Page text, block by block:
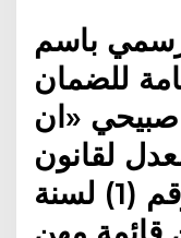
باسم
للضمان
صبيحي «ان
لقانون
الضمان الاجتماعي رقم (1) لسنة